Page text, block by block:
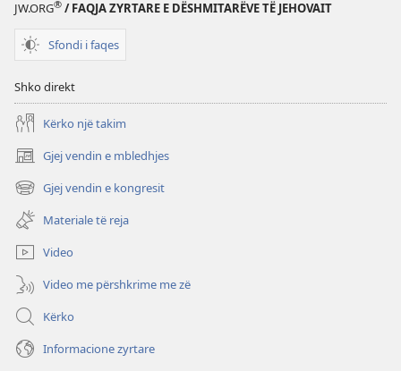
JW.ORG® / FAQJA ZYRTARE E DËSHMITARËVE TË JEHOVAIT
Sfondi i faqes
Shko direkt
Kërko një takim
Gjej vendin e mbledhjes
(hap
dritare
të
re)
Gjej vendin e kongresit
(hap
dritare
të
re)
Materiale të reja
Video
Video me përshkrime me zë
Kërko
Informacione zyrtare